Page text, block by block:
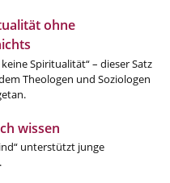
ohne
Spiritualität“ – dieser Satz
Theologen und Soziologen
wissen
unterstützt junge